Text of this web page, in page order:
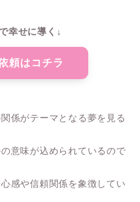
幸せに導く↓
頼はコチラ
係がテーマとなる夢を見る
意味が込められているので
感や信頼関係を象徴してい